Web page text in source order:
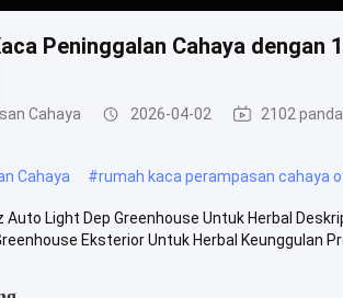
Time Peninggalan Cahaya dengan
Cahaya 2026-04-02 2102
Cahaya #rumah kaca perampasan cahaya
Light Dep Greenhouse Untuk Herbal
Eksterior Untuk Herbal Keunggulan